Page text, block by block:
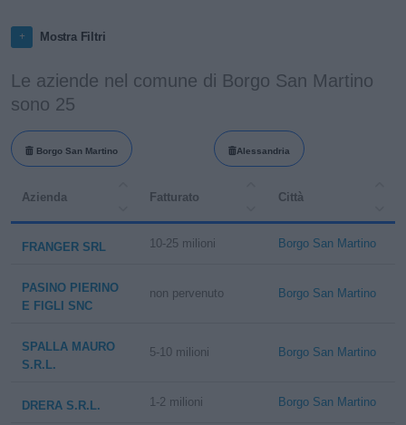
Mostra Filtri
Le aziende nel comune di Borgo San Martino
sono 25
Borgo San Martino Alessandria
Azienda Fatturato Città
FRANGER SRL 10-25 milioni Borgo San Martino
PASINO PIERINO
E FIGLI SNC
non pervenuto Borgo San Martino
SPALLA MAURO
S.R.L.
5-10 milioni Borgo San Martino
DRERA S.R.L. 1-2 milioni Borgo San Martino